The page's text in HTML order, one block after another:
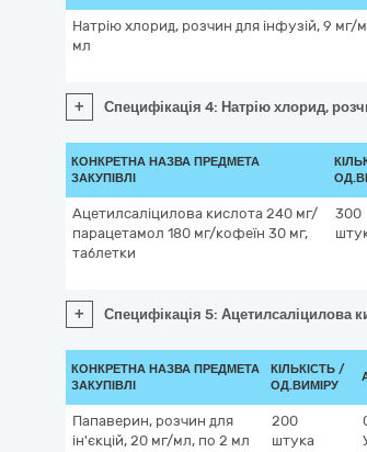
Натрію хлорид, розчин для інфузій, 9 мг/
мл
+ Специфікація 4: Натрію хлорид,
КОНКРЕТНА НАЗВА ПРЕДМЕТА
ЗАКУПІВЛІ
Ацетилсаліцилова кислота 240 мг/
парацетамол 180 мг/кофеїн 30 мг,
таблетки
300
+ Специфікація 5: Ацетилсаліцилова
КОНКРЕТНА НАЗВА ПРЕДМЕТА
ЗАКУПІВЛІ
КІЛЬКІСТЬ /
ОД.ВИМІРУ
Папаверин, розчин для
ін'єкцій, 20 мг/мл, по 2 мл
200
штука